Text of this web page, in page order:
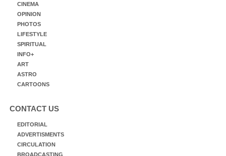
CINEMA
OPINION
PHOTOS
LIFESTYLE
SPIRITUAL
INFO+
ART
ASTRO
CARTOONS
CONTACT US
EDITORIAL
ADVERTISMENTS
CIRCULATION
BROADCASTING